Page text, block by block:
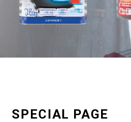
SPECIAL PAGE